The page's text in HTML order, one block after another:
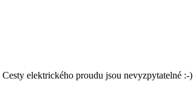
Cesty elektrického proudu jsou nevyzpytatelné :-)